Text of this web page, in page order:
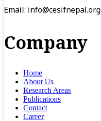
Email: info@cesifnepal.org
Company
Home
About Us
Research Areas
Publications
Contact
Career